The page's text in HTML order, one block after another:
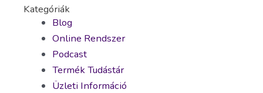
Kategóriák
Blog
Online Rendszer
Podcast
Termék Tudástár
Üzleti Információ